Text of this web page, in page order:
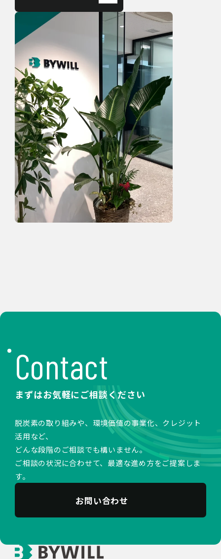
Contact
まずはお気軽にご相談ください
脱炭素の取り組みや、環境価値の事業化、クレジット
活用など、
どんな段階のご相談でも構いません。
ご相談の状況に合わせて、最適な進め方をご提案しま
す。
お問い合わせ